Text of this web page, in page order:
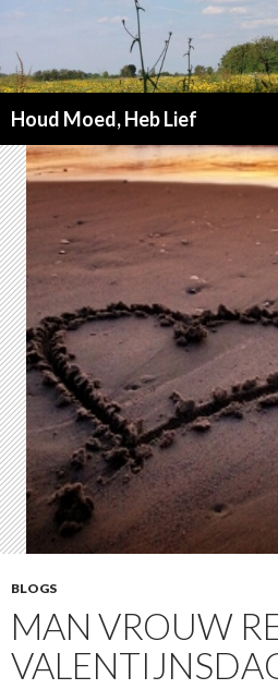
Houd Moed, Heb Lief
NAAR
INHOUD
BLOGS
MAN VROUW